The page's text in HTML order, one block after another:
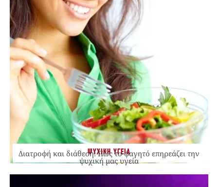
ΨΥΧΙΚΗ ΥΓΕΙΑ
Διατροφή και διάθεση: Πώς το φαγητό επηρεάζει την
ψυχική μας υγεία